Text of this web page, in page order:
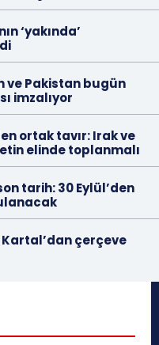
‘yakında’
ve Pakistan bugün
imzalıyor
ortak tavır: Irak ve
elinde toplanmalı
tarih: 30 Eylül’den
Kartal’dan çerçeve